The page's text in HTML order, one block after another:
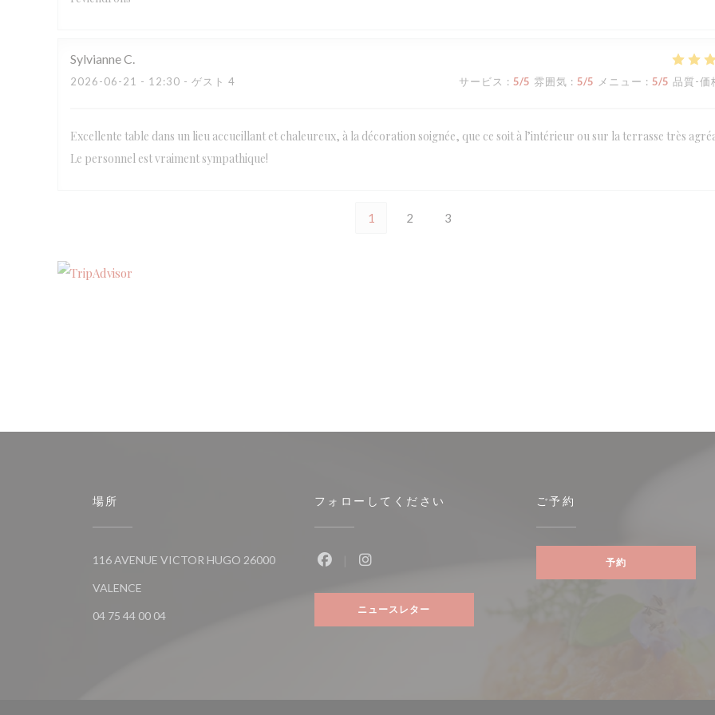
SylvianneC
2026-06-21 - 12:30 - ゲスト 4 サービス : 5/5 雰囲気 : 5/5 メニュー : 5/5 品質-価
Excellente table dans un lieu accueillant et chaleureux, à la décoration soignée, que ce soit à l’intérieur ou sur la terrasse très
Le personnel est vraiment sympathique!
1 2 3
場所
116 AVENUE VICTOR HUGO 26000
VALENCE((新しいウィンドウで開きます))
04 75 44 00 04
フォローしてください
Instagram ((新しいウィンドウで開きます))
ニュースレター
ご予約
予約